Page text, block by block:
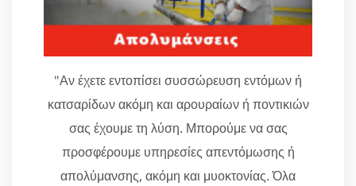
"Αν έχετε εντοπίσει συσσώρευση εντόμων ή
κατσαρίδων ακόμη και αρουραίων ή ποντικιών
σας έχουμε τη λύση. Μπορούμε να σας
προσφέρουμε υπηρεσίες απεντόμωσης ή
απολύμανσης, ακόμη και μυοκτονίας. Όλα